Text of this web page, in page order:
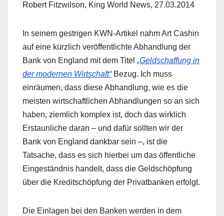
Robert Fitzwilson, King World News, 27.03.2014
In seinem gestrigen KWN-Artikel nahm Art Cashin
auf eine kürzlich veröffentlichte Abhandlung der
Bank von England mit dem Titel „Geldschaffung in
der modernen Wirtschaft“Bezug. Ich muss
einräumen, dass diese Abhandlung, wie es die
meisten wirtschaftlichen Abhandlungen so an sich
haben, ziemlich komplex ist, doch das wirklich
Erstaunliche daran – und dafür sollten wir der
Bank von England dankbar sein –, ist die
Tatsache, dass es sich hierbei um das öffentliche
Eingeständnis handelt, dass die Geldschöpfung
über die Kreditschöpfung der Privatbanken erfolgt.
Die Einlagen bei den Banken werden in dem